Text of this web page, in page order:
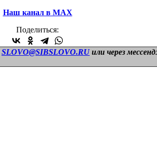
Наш канал в МАХ
Поделиться:
SLOVO@SIBSLOVO.RU или через